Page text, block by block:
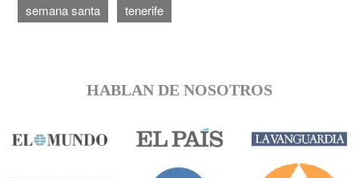
semana santa tenerife
HABLAN DE NOSOTROS